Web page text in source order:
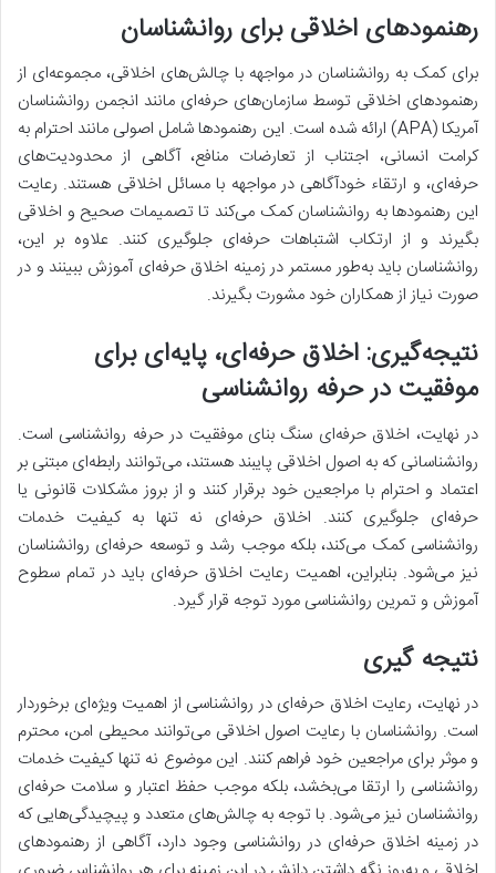
رهنمودهای اخلاقی برای روانشناسان
برای کمک به روانشناسان در مواجهه با چالش‌های اخلاقی، مجموعه‌ای از
رهنمودهای اخلاقی توسط سازمان‌های حرفه‌ای مانند انجمن روانشناسان
آمریکا (APA) ارائه شده است. این رهنمودها شامل اصولی مانند احترام به
کرامت انسانی، اجتناب از تعارضات منافع، آگاهی از محدودیت‌های
حرفه‌ای، و ارتقاء خودآگاهی در مواجهه با مسائل اخلاقی هستند. رعایت
این رهنمودها به روانشناسان کمک می‌کند تا تصمیمات صحیح و اخلاقی
بگیرند و از ارتکاب اشتباهات حرفه‌ای جلوگیری کنند. علاوه بر این،
روانشناسان باید به‌طور مستمر در زمینه اخلاق حرفه‌ای آموزش ببینند و در
صورت نیاز از همکاران خود مشورت بگیرند.
نتیجه‌گیری: اخلاق حرفه‌ای، پایه‌ای برای
موفقیت در حرفه روانشناسی
در نهایت، اخلاق حرفه‌ای سنگ بنای موفقیت در حرفه روانشناسی است.
روانشناسانی که به اصول اخلاقی پایبند هستند، می‌توانند رابطه‌ای مبتنی بر
اعتماد و احترام با مراجعین خود برقرار کنند و از بروز مشکلات قانونی یا
حرفه‌ای جلوگیری کنند. اخلاق حرفه‌ای نه تنها به کیفیت خدمات
روانشناسی کمک می‌کند، بلکه موجب رشد و توسعه حرفه‌ای روانشناسان
نیز می‌شود. بنابراین، اهمیت رعایت اخلاق حرفه‌ای باید در تمام سطوح
آموزش و تمرین روانشناسی مورد توجه قرار گیرد.
نتیجه گیری
در نهایت، رعایت اخلاق حرفه‌ای در روانشناسی از اهمیت ویژه‌ای برخوردار
است. روانشناسان با رعایت اصول اخلاقی می‌توانند محیطی امن، محترم
و موثر برای مراجعین خود فراهم کنند. این موضوع نه تنها کیفیت خدمات
روانشناسی را ارتقا می‌بخشد، بلکه موجب حفظ اعتبار و سلامت حرفه‌ای
روانشناسان نیز می‌شود. با توجه به چالش‌های متعدد و پیچیدگی‌هایی که
در زمینه اخلاق حرفه‌ای در روانشناسی وجود دارد، آگاهی از رهنمودهای